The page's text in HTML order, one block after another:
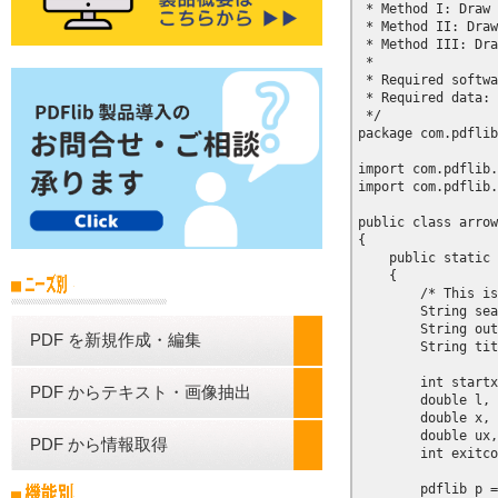
PDF を新規作成・編集
PDF からテキスト・画像抽出
PDF から情報取得
* Method I:
* Method II:
* Method III:
*
* Required
* Required data:
*/
package
import
import
public class
{
public static
    {
/* This
String
String
String
int
double l,
double x,
double
int
pdflib p